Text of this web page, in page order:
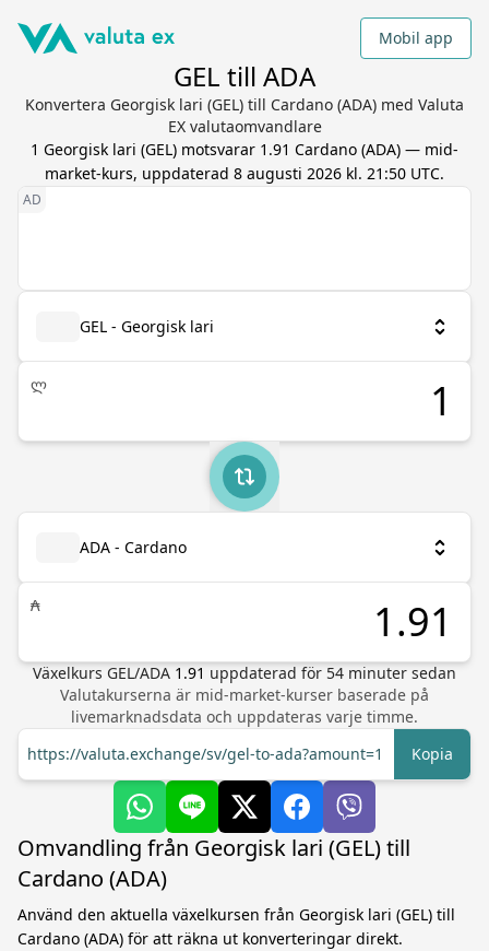
Mobil app
GEL till ADA
Konvertera Georgisk lari (GEL) till Cardano (ADA) med Valuta
EX valutaomvandlare
1 Georgisk lari (GEL) motsvarar 1.91 Cardano (ADA) — mid-
market-kurs, uppdaterad 8 augusti 2026 kl. 21:50 UTC.
GEL - Georgisk lari
ლ
ADA - Cardano
₳
Växelkurs GEL/ADA 1.91 uppdaterad för 54 minuter sedan
Valutakurserna är mid-market-kurser baserade på
livemarknadsdata och uppdateras varje timme.
https://valuta.exchange/sv/gel-to-ada?amount=1
Kopia
Omvandling från Georgisk lari (GEL) till
Cardano (ADA)
Använd den aktuella växelkursen från Georgisk lari (GEL) till
Cardano (ADA) för att räkna ut konverteringar direkt.